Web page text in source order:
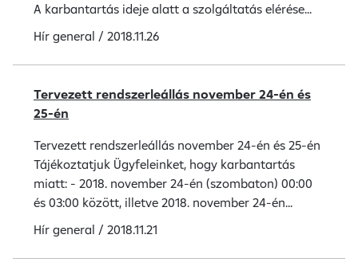
A karbantartás ideje alatt a szolgáltatás elérése...
Hír general / 2018.11.26
Tervezett rendszerleállás november 24-én és
25-én
Tervezett rendszerleállás november 24-én és 25-én
Tájékoztatjuk Ügyfeleinket, hogy karbantartás
miatt: - 2018. november 24-én (szombaton) 00:00
és 03:00 között, illetve 2018. november 24-én...
Hír general / 2018.11.21